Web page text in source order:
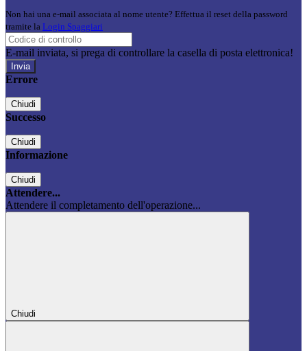
Non hai una e-mail associata al nome utente? Effettua il reset della password
tramite la Login Spaggiari
E-mail inviata, si prega di controllare la casella di posta elettronica!
Errore
Chiudi
Successo
Chiudi
Informazione
Chiudi
Attendere...
Attendere il completamento dell'operazione...
Chiudi